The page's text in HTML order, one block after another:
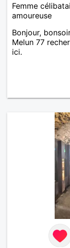
Femme
amoureuse
Bonjour,
Melun 77
ici.